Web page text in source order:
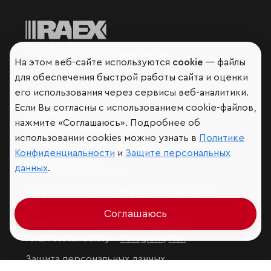
Контактная информация
Подписаться на рассылку
Обратная связь
Участники рэнкингов
Защита персональных данных
На этом веб-сайте используются cookie — файлы
для обеспечения быстрой работы сайта и оценки
его использования через сервисы веб-аналитики.
Если Вы согласны с использованием cookie-файлов,
нажмите «Соглашаюсь». Подробнее об
использовании cookies можно узнать в Политике
Конфиденциальности и Защите персональных
данных.
Соглашаюсь